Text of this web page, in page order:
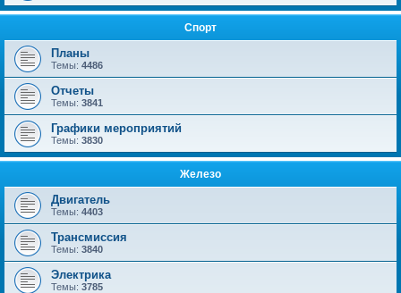
Спорт
Планы
Темы: 4486
Отчеты
Темы: 3841
Графики мероприятий
Темы: 3830
Железо
Двигатель
Темы: 4403
Трансмиссия
Темы: 3840
Электрика
Темы: 3785